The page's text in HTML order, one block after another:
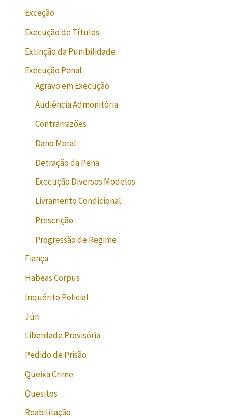
Exceção
Execução de Títulos
Extinção da Punibilidade
Execução Penal
Agravo em Execução
Audiência Admonitória
Contrarrazões
Dano Moral
Detração da Pena
Execução Diversos Modelos
Livramento Condicional
Prescrição
Progressão de Regime
Fiança
Habeas Corpus
Inquérito Policial
Júri
Liberdade Provisória
Pedido de Prisão
Queixa Crime
Quesitos
Reabilitação